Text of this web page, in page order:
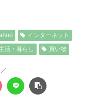
インターネット
活・暮らし 買い物